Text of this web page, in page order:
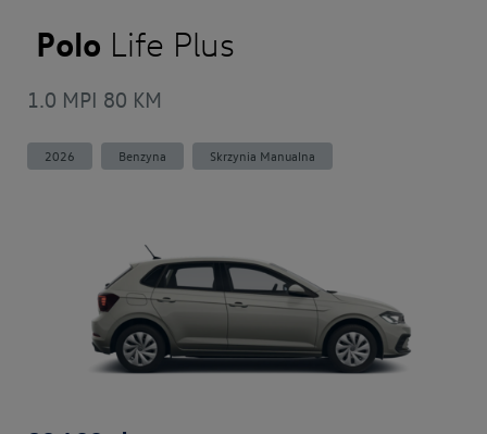
Polo Life Plus
1.0 MPI 80 KM
2026 Benzyna Skrzynia Manualna